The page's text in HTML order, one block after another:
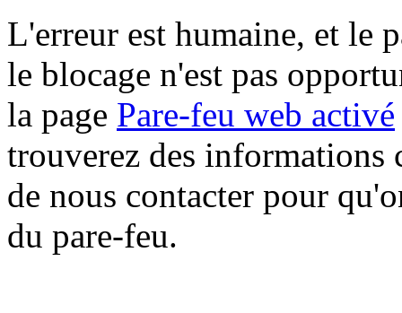
L'erreur est humaine, et le
le blocage n'est pas
la page Pare-feu web activé
trouverez des informations
de nous contacter pour
du pare-feu.